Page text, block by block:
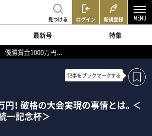
見つける ログイン 新規登録
最新号
特集
優勝賞金1000万円...
記事をブックマークする
！ 破格の大会実現の事情とは。＜
一記念杯＞